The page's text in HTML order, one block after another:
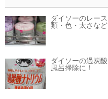
ダイソーのレー
類・色・太さなど
ダイソーの過炭
風呂掃除に！